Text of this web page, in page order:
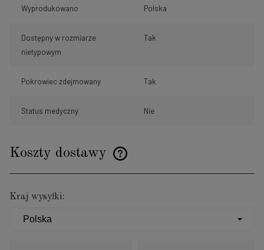
Wyprodukowano Polska
Dostępny w rozmiarze
nietypowym
Tak
Pokrowiec zdejmowany Tak
Status medyczny Nie
Koszty dostawy
Cena nie zawiera ewentualnych kosztów płatności
Kraj wysyłki: